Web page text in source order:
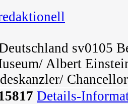
sv0105
Albert
Chancellor
Details-